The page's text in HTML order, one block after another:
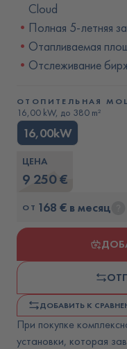
Cloud
Полная 5-летняя
Отапливаемая
Отслеживание
ОТОПИТЕЛЬНАЯ
16,00 kW, до 380 m²
16,00kW
ЦЕНА
9 250 €
ОТ 168 € в месяц
ДОБАВИТЬ К
При покупке
установки, которая